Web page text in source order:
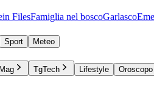
FilesFamiglia nel boscoGarlasco
Sport
Meteo
TgTech Lifestyle Oroscopo